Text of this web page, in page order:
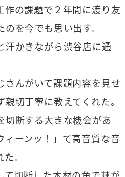
作の課題で２年間に渡り友
を今でも思い出す。
汗かきながら渋谷店に通
さんがいて課題内容を見せ
切丁寧に教えてくれた。
切断する大きな機会があ
ィーンッ！」て高音質な音
。